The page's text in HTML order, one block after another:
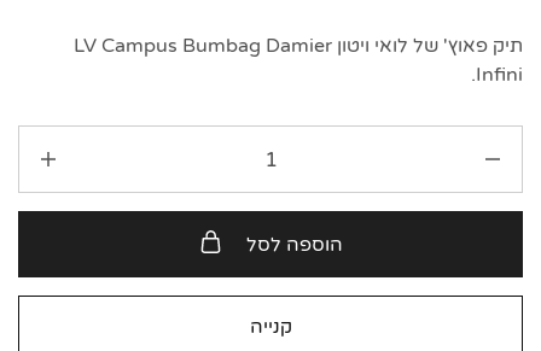
תיק פאוץ' של לואי ויטון LV Campus Bumbag Damier
Infini.
הוספה לסל
קנייה